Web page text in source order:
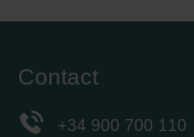
Contact
+34 900 700 110